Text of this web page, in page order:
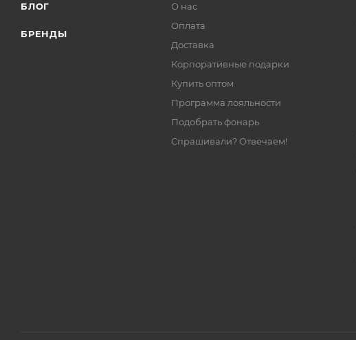
БЛОГ
БРЕНДЫ
О нас
Оплата
Доставка
Корпоративные подарки
Купить оптом
Программа лояльности
Подобрать фонарь
Спрашивали? Отвечаем!